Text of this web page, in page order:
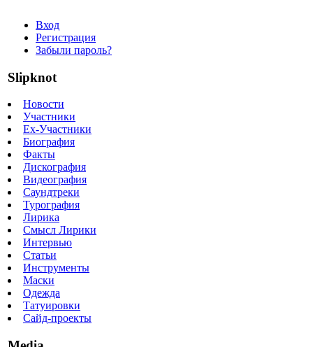
Вход
Регистрация
Забыли пароль?
Slipknot
Новости
Участники
Ex-Участники
Биография
Факты
Дискография
Видеография
Саундтреки
Турография
Лирика
Смысл Лирики
Интервью
Статьи
Инструменты
Маски
Одежда
Татуировки
Сайд-проекты